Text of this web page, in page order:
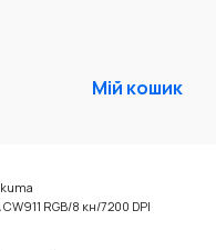
Мій кошик
RGB/8 кн/7200 DPI